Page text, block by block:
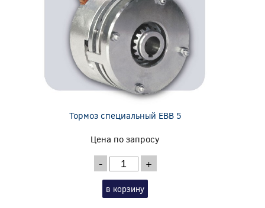
Тормоз специальный EBB 5
Цена по запросу
- +
в корзину